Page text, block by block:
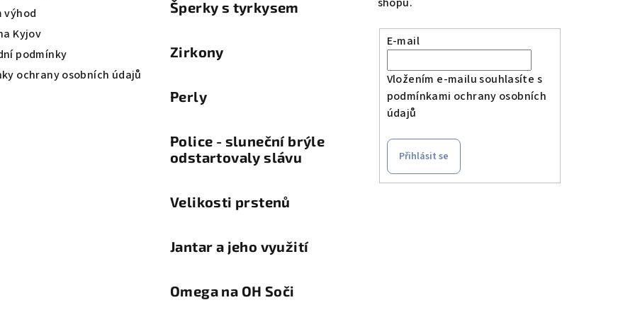
výhod
Kyjov
podmínky
ochrany osobních údajů
Šperky s tyrkysem
Zirkony
Perly
Police - sluneční brýle
odstartovaly slávu
Velikosti prstenů
Jantar a jeho využití
Omega na OH Soči
E-mail
Vložením e-mailu souhlasíte s
podmínkami ochrany osobních
údajů
Přihlásit se